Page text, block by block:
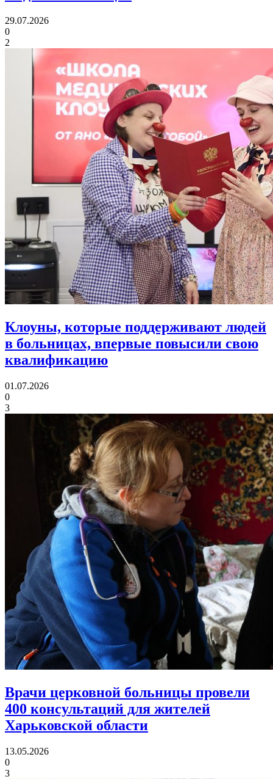
29.07.2026
0
2
Клоуны, которые поддерживают людей
в больницах, впервые повысили свою
квалификацию
01.07.2026
0
3
Врачи церковной больницы провели
400 консультаций для жителей
Харьковской области
13.05.2026
0
3